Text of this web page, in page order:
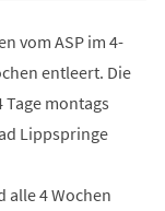
vom ASP im 4-
entleert. Die
montags
Lippspringe
alle 4 Wochen